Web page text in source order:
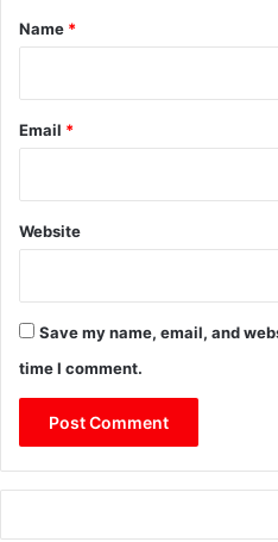
*
Name *
Email *
Website
Save my name, email, and
time I comment.